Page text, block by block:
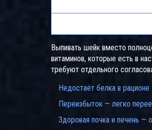
Выпивать шейк вместо
витаминов, которые есть в
требуют отдельного
Недостаёт белка в рационе
Переизбыток — легко
Здоровая почка и печень —